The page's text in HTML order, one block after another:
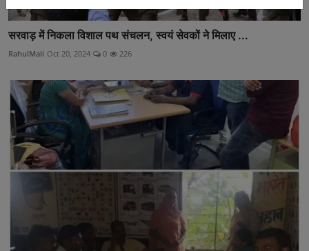
सरवाड़ में निकला विशाल पथ संचलन, स्वयं सेवकों ने मिलाए ...
RahulMali Oct 20, 2024 0 226